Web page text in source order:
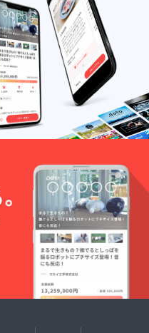
5 ... 次のページ